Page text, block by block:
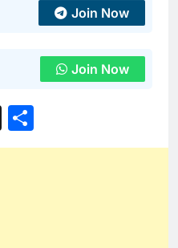
Join Now
Join Now
X